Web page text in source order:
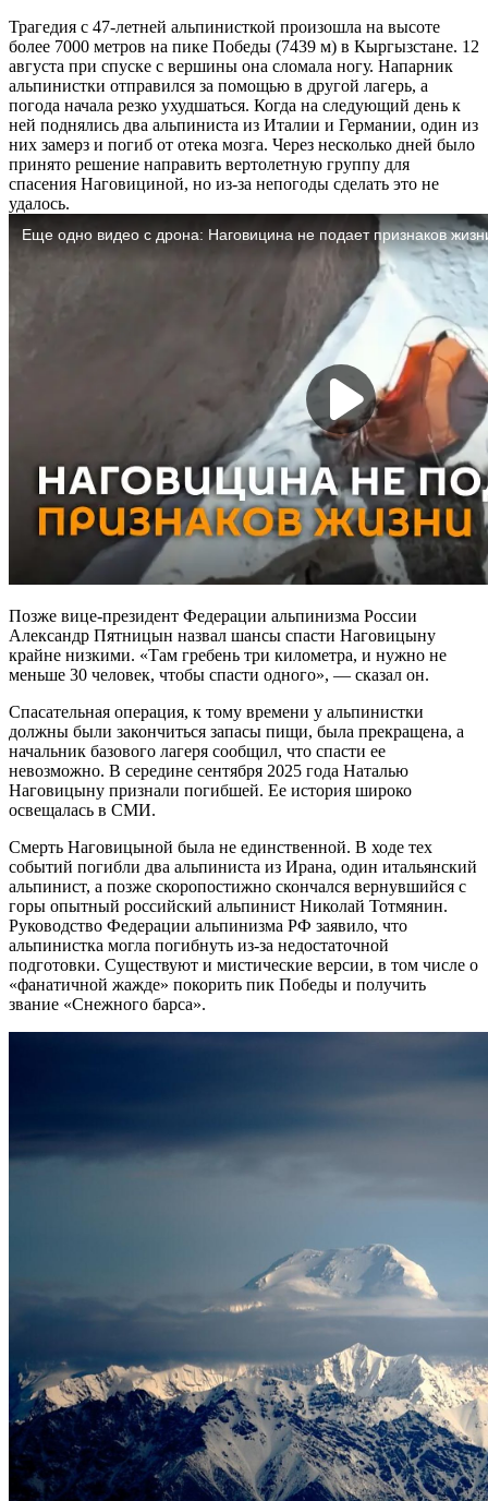
Трагедия с 47-летней альпинисткой произошла на высоте
более 7000 метров на пике Победы (7439 м) в Кыргызстане. 12
августа при спуске с вершины она сломала ногу. Напарник
альпинистки отправился за помощью в другой лагерь, а
погода начала резко ухудшаться. Когда на следующий день к
ней поднялись два альпиниста из Италии и Германии, один из
них замерз и погиб от отека мозга. Через несколько дней было
принято решение направить вертолетную группу для
спасения Наговициной, но из-за непогоды сделать это не
удалось.
Позже вице-президент Федерации альпинизма России
Александр Пятницын назвал шансы спасти Наговицыну
крайне низкими. «Там гребень три километра, и нужно не
меньше 30 человек, чтобы спасти одного», — сказал он.
Спасательная операция, к тому времени у альпинистки
должны были закончиться запасы пищи, была прекращена, а
начальник базового лагеря сообщил, что спасти ее
невозможно. В середине сентября 2025 года Наталью
Наговицыну признали погибшей. Ее история широко
освещалась в СМИ.
Смерть Наговицыной была не единственной. В ходе тех
событий погибли два альпиниста из Ирана, один итальянский
альпинист, а позже скоропостижно скончался вернувшийся с
горы опытный российский альпинист Николай Тотмянин.
Руководство Федерации альпинизма РФ заявило, что
альпинистка могла погибнуть из-за недостаточной
подготовки. Существуют и мистические версии, в том числе о
«фанатичной жажде» покорить пик Победы и получить
звание «Снежного барса».